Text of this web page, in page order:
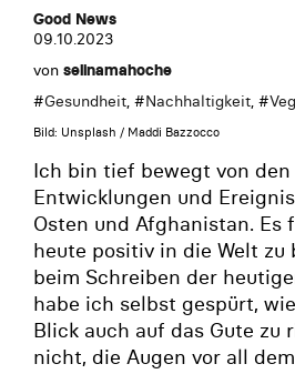
Good News
09.10.2023
von selinamahoche
#Gesundheit, #Nachhaltigkeit, #
Bild: Unsplash / Maddi Bazzocco
Ich bin tief bewegt von
Entwicklungen und
Osten und Afghanistan. Es
heute positiv in die Welt zu
beim Schreiben der
habe ich selbst gespürt,
Blick auch auf das Gute zu
nicht, die Augen vor all